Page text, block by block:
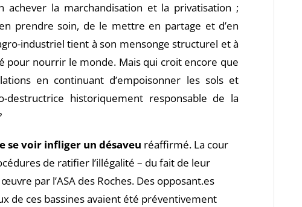
achever la marchandisation et la privatisation ;
prendre soin, de le mettre en partage et d’en
industriel tient à son mensonge structurel et à
pour nourrir le monde. Mais qui croit encore que
en continuant d’empoisonner les sols et
destructrice historiquement responsable de la
se voir infliger un désaveu réaffirmé. La cour
de ratifier l’illégalité – du fait de leur
par l’ASA des Roches. Des opposant.es
de ces bassines avaient été préventivement